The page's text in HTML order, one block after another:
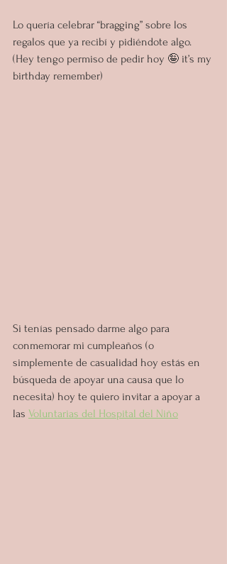
Lo quería celebrar “bragging” sobre los
regalos que ya recibí y pidiéndote algo.
(Hey tengo permiso de pedir hoy 🤪 it’s my
birthday remember)
Si tenías pensado darme algo para
conmemorar mi cumpleaños (o
simplemente de casualidad hoy estás en
búsqueda de apoyar una causa que lo
necesita) hoy te quiero invitar a apoyar a
las Voluntarias del Hospital del Niño